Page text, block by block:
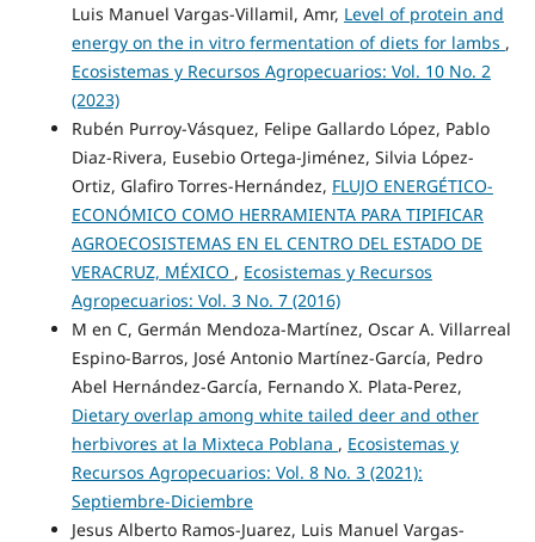
Luis Manuel Vargas-Villamil, Amr, Level of protein and
energy on the in vitro fermentation of diets for lambs ,
Ecosistemas y Recursos Agropecuarios: Vol. 10 No. 2
(2023)
Rubén Purroy-Vásquez, Felipe Gallardo López, Pablo
Diaz-Rivera, Eusebio Ortega-Jiménez, Silvia López-
Ortiz, Glafiro Torres-Hernández, FLUJO ENERGÉTICO-
ECONÓMICO COMO HERRAMIENTA PARA TIPIFICAR
AGROECOSISTEMAS EN EL CENTRO DEL ESTADO DE
VERACRUZ, MÉXICO , Ecosistemas y Recursos
Agropecuarios: Vol. 3 No. 7 (2016)
M en C, Germán Mendoza-Martínez, Oscar A. Villarreal
Espino-Barros, José Antonio Martínez-García, Pedro
Abel Hernández-García, Fernando X. Plata-Perez,
Dietary overlap among white tailed deer and other
herbivores at la Mixteca Poblana , Ecosistemas y
Recursos Agropecuarios: Vol. 8 No. 3 (2021):
Septiembre-Diciembre
Jesus Alberto Ramos-Juarez, Luis Manuel Vargas-